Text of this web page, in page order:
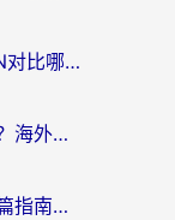
ChickCN VPN和番茄加速器VPN对比哪个回国效果更好？海外党亲测后的真实答案
在国外用什么网络加速器比较好？海外党亲测：从痛点到解决方案的全攻略
海外看国内电视直播总卡顿？这篇指南教你选对回国加速器，无缝追剧不发愁